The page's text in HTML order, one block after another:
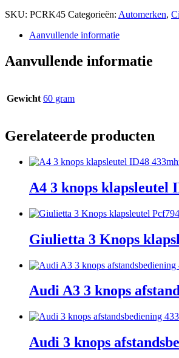
SKU: PCRK45 Categorieën: Automerken,
Aanvullende informatie
Aanvullende informatie
Gewicht 60 gram
Gerelateerde producten
A4 3 knops klapsleutel
Giulietta 3 Knops
Audi A3 3 knops
Audi 3 knops